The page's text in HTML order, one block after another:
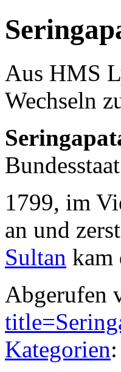
Aus HMS
Wechseln
1799, im
an und
Sultan kam
Abgerufen
Kategorien: